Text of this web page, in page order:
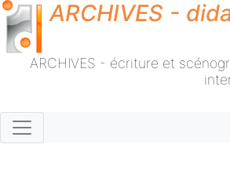
ARCHIVES -
ARCHIVES - écriture et